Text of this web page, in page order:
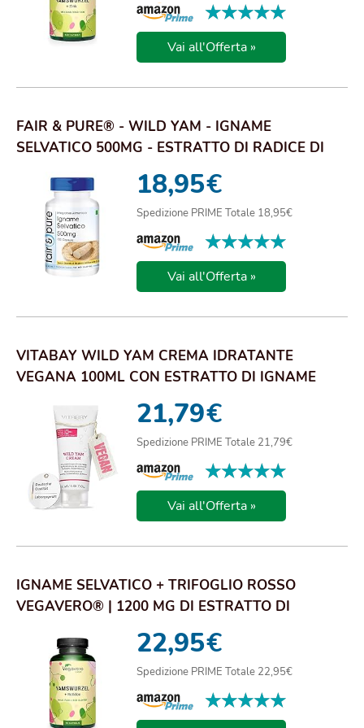
★★★★★
★★★★★
Vai all'Offerta »
FAIR & PURE® - WILD YAM - IGNAME
SELVATICO 500MG - ESTRATTO DI RADICE DI
18,95€
Spedizione PRIME Totale 18,95€
★★★★★
★★★★★
Vai all'Offerta »
VITABAY WILD YAM CREMA IDRATANTE
VEGANA 100ML CON ESTRATTO DI IGNAME
21,79€
Spedizione PRIME Totale 21,79€
★★★★★
★★★★★
Vai all'Offerta »
IGNAME SELVATICO + TRIFOGLIO ROSSO
VEGAVERO® | 1200 MG DI ESTRATTO DI
22,95€
Spedizione PRIME Totale 22,95€
★★★★★
★★★★★